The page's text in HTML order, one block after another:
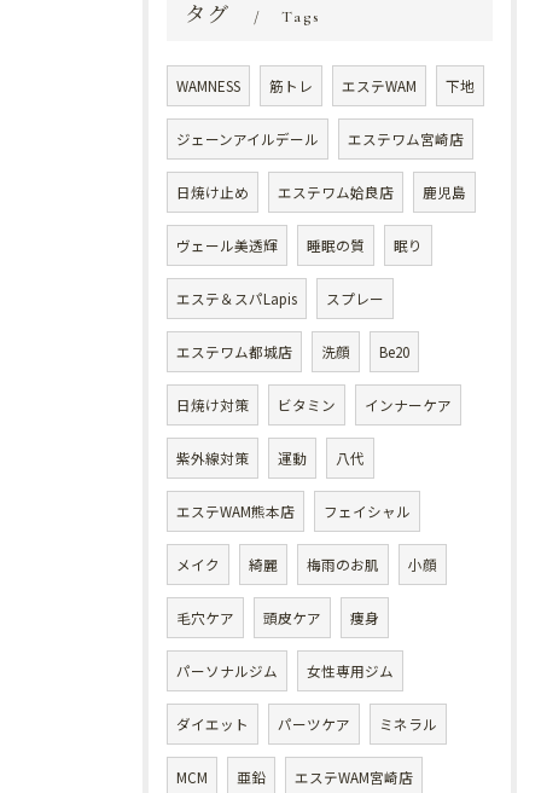
タグ Tags
WAMNESS 筋トレ エステWAM 下地
ジェーンアイルデール エステワム宮崎店
日焼け止め エステワム姶良店 鹿児島
ヴェール美透輝 睡眠の質 眠り
エステ＆スパLapis スプレー
エステワム都城店 洗顔 Be20
日焼け対策 ビタミン インナーケア
紫外線対策 運動 八代
エステWAM熊本店 フェイシャル
メイク 綺麗 梅雨のお肌 小顔
毛穴ケア 頭皮ケア 痩身
パーソナルジム 女性専用ジム
ダイエット パーツケア ミネラル
MCM 亜鉛 エステWAM宮崎店